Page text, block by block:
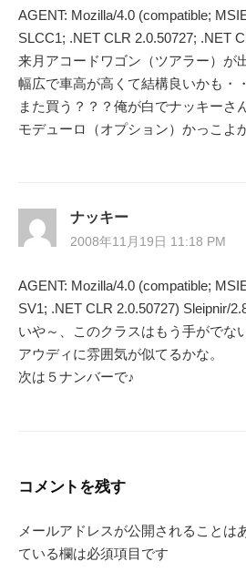
AGENT: Mozilla/4.0 (compatible;
SLCC1; .NET CLR 2.0.50727; .NET
来月アコードワゴン（ツアラー）が
幅広で車高が高くて結構良いかも・
また買う？？？俺が白でナッキーさ
モデューロ（オプション）かっこよ
ナッキー
2008年11月19日 11:18 PM
AGENT: Mozilla/4.0 (compatible;
SV1; .NET CLR 2.0.50727) Sleipnir/
いや～、このクラスはもう手がでな
アウディに雰囲気が似てるかな。
次は５ナンバーで♪
コメントを残す
メールアドレスが公開されることは
ている欄は必須項目です